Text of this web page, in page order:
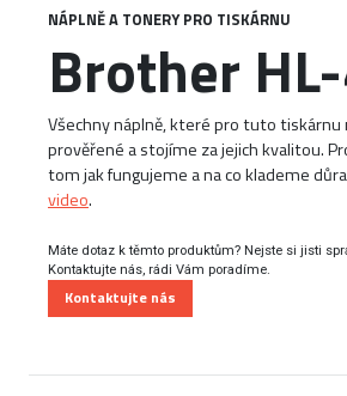
NÁPLNĚ A TONERY PRO TISKÁRNU
Brother
Všechny náplně, které pro tuto tiskárnu
prověřené a stojíme za jejich kvalitou.
tom jak fungujeme a na co klademe
video.
Máte dotaz k těmto produktům? Nejste si jisti
Kontaktujte nás, rádi Vám poradíme.
Kontaktujte nás